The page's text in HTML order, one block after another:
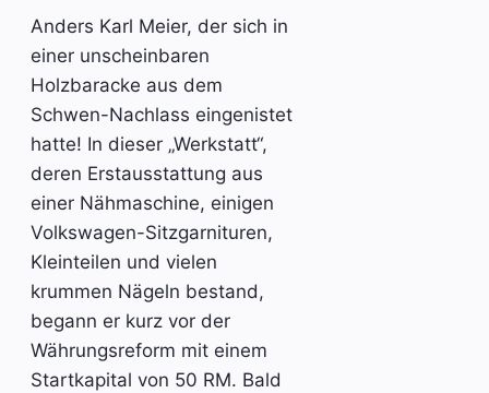
Anders Karl Meier, der sich in
einer unscheinbaren
Holzbaracke aus dem
Schwen-Nachlass eingenistet
hatte! In dieser „Werkstatt“,
deren Erstausstattung aus
einer Nähmaschine, einigen
Volkswagen-Sitzgarnituren,
Kleinteilen und vielen
krummen Nägeln bestand,
begann er kurz vor der
Währungsreform mit einem
Startkapital von 50 RM. Bald